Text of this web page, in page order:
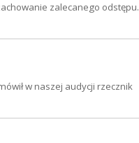
zalecanego odstępu.
w naszej audycji rzecznik